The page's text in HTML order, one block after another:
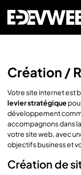
Création /
Votre site internet est
levier stratégique
développement
accompagnons dans la
votre site web, avec
objectifs business et
Création de